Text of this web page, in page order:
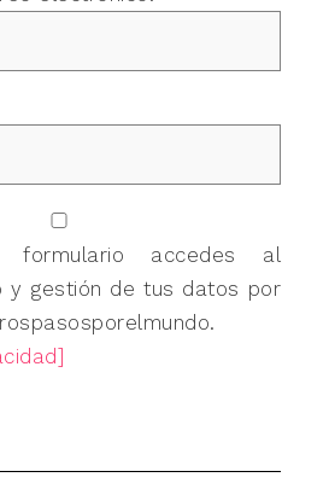
accedes al
y gestión de tus datos por